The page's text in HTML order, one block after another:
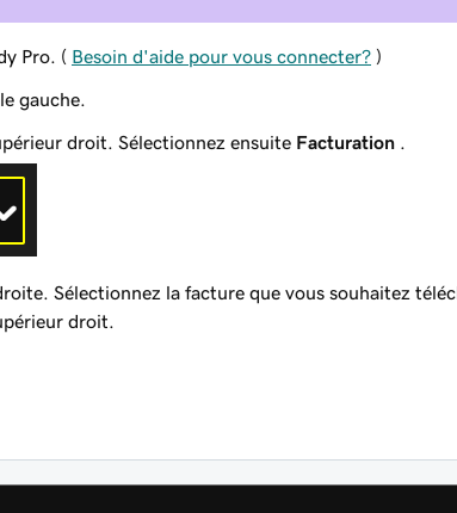
Pro. ( Besoin d'aide pour vous connecter? )
gauche.
droit. Sélectionnez ensuite Facturation
Sélectionnez la facture que vous souhaitez
droit.